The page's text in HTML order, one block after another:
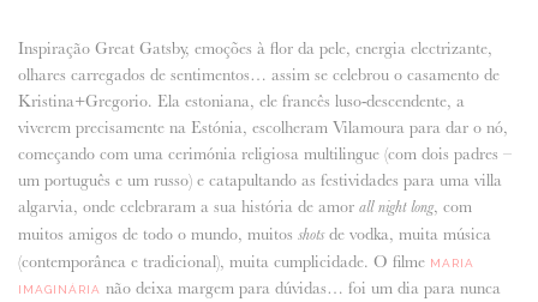
CASAVA-ME AQUI!
FORNECEDORES RECOMENDADOS
ANUNCIE CONNOSCO
Inspiração Great Gatsby, emoções à flor da pele, energia electrizante,
olhares carregados de sentimentos… assim se celebrou o casamento de
Kristina+Gregorio. Ela estoniana, ele francês luso-descendente, a
viverem precisamente na Estónia, escolheram Vilamoura para dar o nó,
começando com uma cerimónia religiosa multilingue (com dois padres –
um português e um russo) e catapultando as festividades para uma villa
algarvia, onde celebraram a sua história de amor all night long, com
muitos amigos de todo o mundo, muitos shotsde vodka, muita música
(contemporânea e tradicional), muita cumplicidade. O filme MARIA
IMAGINÁRIA não deixa margem para dúvidas… foi um dia para nunca